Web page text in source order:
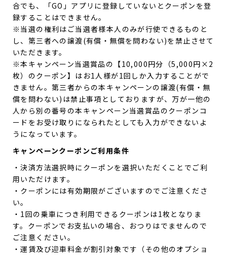
合でも、「GO」アプリに登録していないとクーポンを登
録することはできません。
※当選の権利はご当選者様本人のみが行使できるものと
し、第三者への譲渡(有償・無償を問わない)を禁止させて
いただきます。
※本キャンペーン当選賞品の【10,000円分（5,000円×2
枚）のクーポン】はお1人様が1回しか入力することがで
きません。第三者からの本キャンペーンの譲渡(有償・無
償を問わない)は禁止事項としておりますが、万が一他の
人から別の番号の本キャンペーン当選賞品のクーポンコ
ードをお受け取りになられたとしても入力ができないよ
うになっています。
キャンペーンクーポンご利用条件
・決済方法選択時にクーポンを選択いただくことでご利
用いただけます。
・クーポンには有効期限がございますのでご注意くださ
い。
・1回の乗車につき利用できるクーポンは1枚となりま
す。クーポンでお支払いの場合、おつりはでませんので
ご注意ください。
・運賃及び迎車料金が割引対象です（その他のオプショ